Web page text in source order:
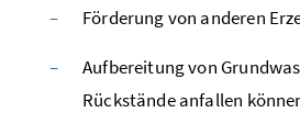
Förderung von anderen
Aufbereitung von
Rückstände anfallen